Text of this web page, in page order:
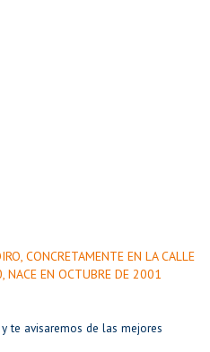
CONCRETAMENTE EN LA CALLE
NACE EN OCTUBRE DE 2001
te avisaremos de las mejores